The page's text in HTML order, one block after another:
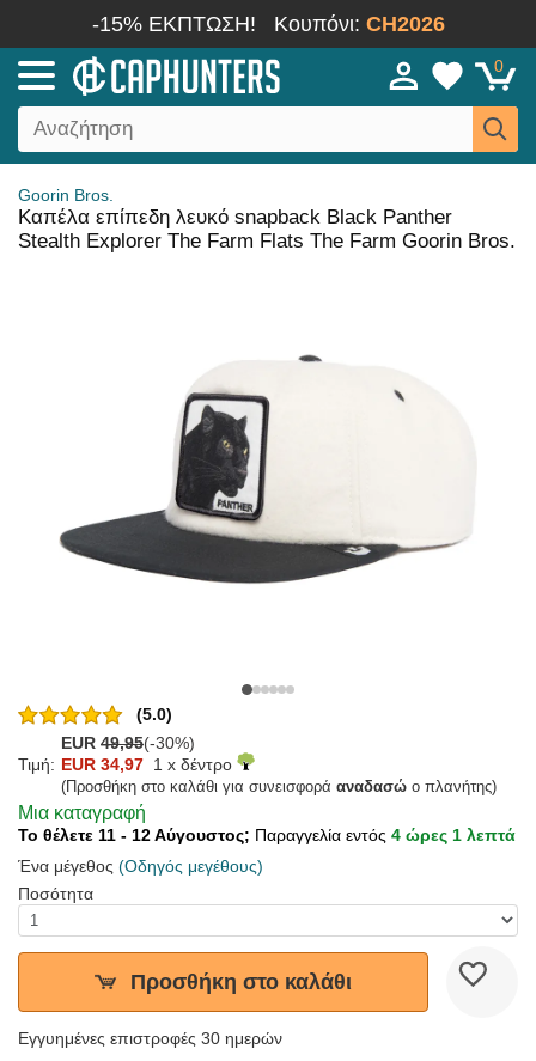
-15% ΕΚΠΤΩΣΗ! Κουπόνι: CH2026
0
Goorin Bros.
Καπέλα επίπεδη λευκό snapback Black Panther
Stealth Explorer The Farm Flats The Farm Goorin Bros.
(5.0)
EUR 49,95(-30%)
Τιμή: EUR 34,97 1 x δέντρο
(Προσθήκη στο καλάθι για συνεισφορά αναδασώ ο πλανήτης)
Μια καταγραφή
Το θέλετε 11 - 12 Αύγουστος; Παραγγελία εντός 4 ώρες 1 λεπτά
Ένα μέγεθος (Οδηγός μεγέθους)
Ποσότητα
Προσθήκη στο καλάθι
Εγγυημένες επιστροφές 30 ημερών